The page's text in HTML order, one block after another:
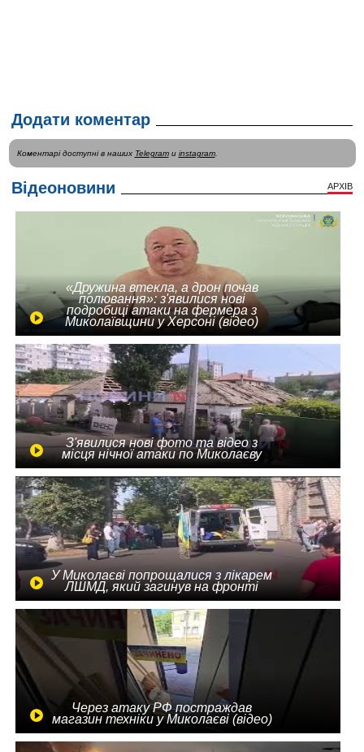
Додати коментар
Коментарі доступні в наших Telegramи instagram.
Відеоновини АРХІВ
«Дружина втекла, а дрон почав
полювання»: з'явилися нові
подробиці атаки на фермера з
Миколаївщини у Херсоні (відео)
З'явилися нові фото та відео з
місця нічної атаки по Миколаєву
У Миколаєві попрощалися з лікарем
ЛШМД, який загинув на фронті
Через атаку РФ постраждав
магазин техніки у Миколаєві (відео)